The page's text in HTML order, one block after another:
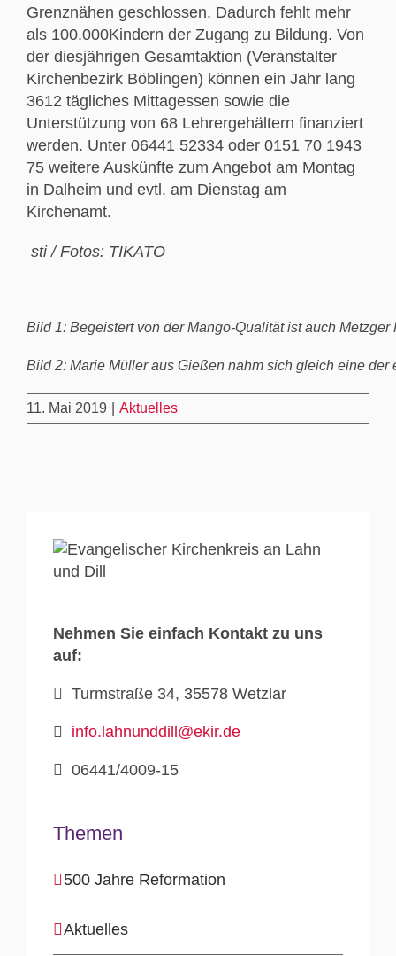
Grenznähen geschlossen. Dadurch fehlt mehr
als 100.000Kindern der Zugang zu Bildung. Von
der diesjährigen Gesamtaktion (Veranstalter
Kirchenbezirk Böblingen) können ein Jahr lang
3612 tägliches Mittagessen sowie die
Unterstützung von 68 Lehrergehältern finanziert
werden. Unter 06441 52334 oder 0151 70 1943
75 weitere Auskünfte zum Angebot am Montag
in Dalheim und evtl. am Dienstag am
Kirchenamt.
sti / Fotos: TIKATO
Bild 1: Begeistert von der Mango-Qualität ist auch
Bild 2: Marie Müller aus Gießen nahm sich gleich eine der
11. Mai 2019 Aktuelles
Nehmen Sie einfach Kontakt zu uns
auf:
Turmstraße 34, 35578 Wetzlar
info.lahnunddill@ekir.de
06441/4009-15
Themen
500 Jahre Reformation
Aktuelles